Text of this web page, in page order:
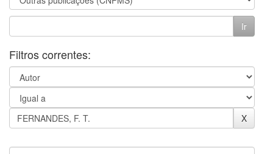
Filtros correntes: